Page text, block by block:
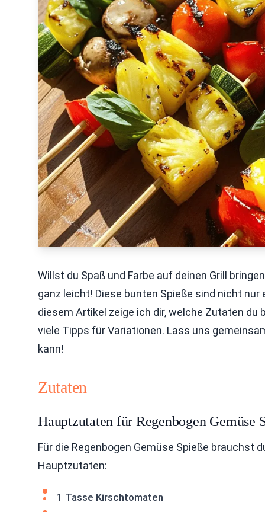
Willst du Spaß und Farbe auf deinen Grill
ganz leicht! Diese bunten Spieße sind nicht nur
diesem Artikel zeige ich dir, welche Zutaten
viele Tipps für Variationen. Lass uns
kann!
Zutaten
Hauptzutaten für Regenbogen Gemüse
Für die Regenbogen Gemüse Spieße brauchst
Hauptzutaten:
1 Tasse Kirschtomaten